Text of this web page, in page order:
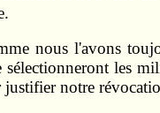
nous l'avons
les
justifier notre